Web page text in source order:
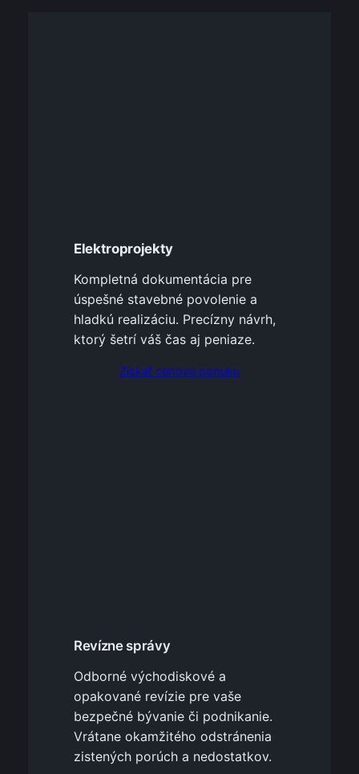
Elektroprojekty
Kompletná dokumentácia pre
úspešné stavebné povolenie a
hladkú realizáciu. Precízny návrh,
ktorý šetrí váš čas aj peniaze.
Získať cenovú ponuku
Revízne správy
Odborné východiskové a
opakované revízie pre vaše
bezpečné bývanie či podnikanie.
Vrátane okamžitého odstránenia
zistených porúch a nedostatkov.